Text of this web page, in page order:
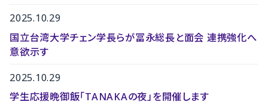
2025.10.29
国立台湾大学チェン学長らが冨永総長と面会 連携強化へ
意欲示す
2025.10.29
学生応援晩御飯「TANAKAの夜」を開催します